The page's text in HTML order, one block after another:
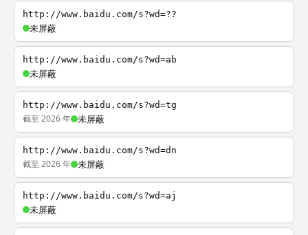
http://www.baidu.com/s?wd=??
未屏蔽
http://www.baidu.com/s?wd=ab
未屏蔽
http://www.baidu.com/s?wd=tg
截至 2026 年 未屏蔽
http://www.baidu.com/s?wd=dn
截至 2026 年 未屏蔽
http://www.baidu.com/s?wd=aj
未屏蔽